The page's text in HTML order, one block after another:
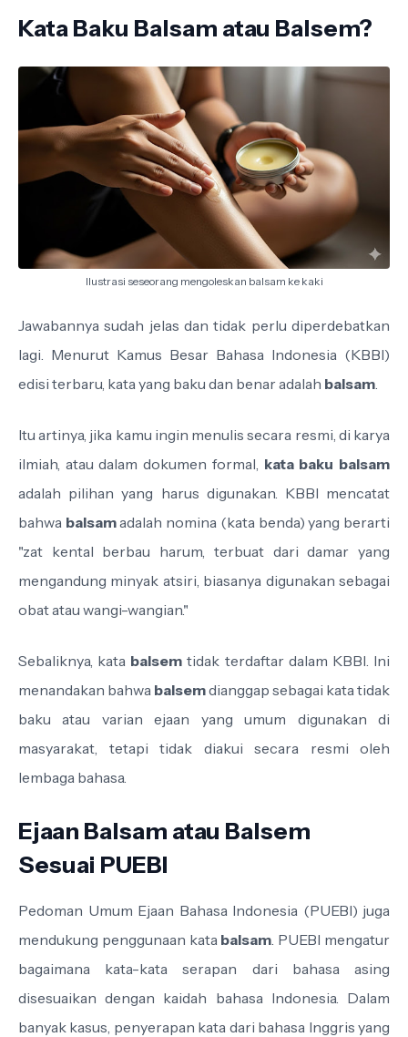
Kata Baku Balsam atau Balsem?
Ilustrasi seseorang mengoleskan balsam ke kaki
Jawabannya sudah jelas dan tidak perlu diperdebatkan
lagi. Menurut Kamus Besar Bahasa Indonesia (KBBI)
edisi terbaru, kata yang baku dan benar adalah balsam.
Itu artinya, jika kamu ingin menulis secara resmi, di karya
ilmiah, atau dalam dokumen formal, kata baku balsam
adalah pilihan yang harus digunakan. KBBI mencatat
bahwa balsamadalah nomina (kata benda) yang berarti
"zat kental berbau harum, terbuat dari damar yang
mengandung minyak atsiri, biasanya digunakan sebagai
obat atau wangi-wangian."
Sebaliknya, kata balsem tidak terdaftar dalam KBBI. Ini
menandakan bahwa balsemdianggap sebagai kata tidak
baku atau varian ejaan yang umum digunakan di
masyarakat, tetapi tidak diakui secara resmi oleh
lembaga bahasa.
Ejaan Balsam atau Balsem
Sesuai PUEBI
Pedoman Umum Ejaan Bahasa Indonesia (PUEBI) juga
mendukung penggunaan kata balsam. PUEBI mengatur
bagaimana kata-kata serapan dari bahasa asing
disesuaikan dengan kaidah bahasa Indonesia. Dalam
banyak kasus, penyerapan kata dari bahasa Inggris yang